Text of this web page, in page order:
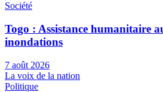
Société
Togo : Assistance humanitaire
inondations
7 août 2026
La voix de la nation
Politique